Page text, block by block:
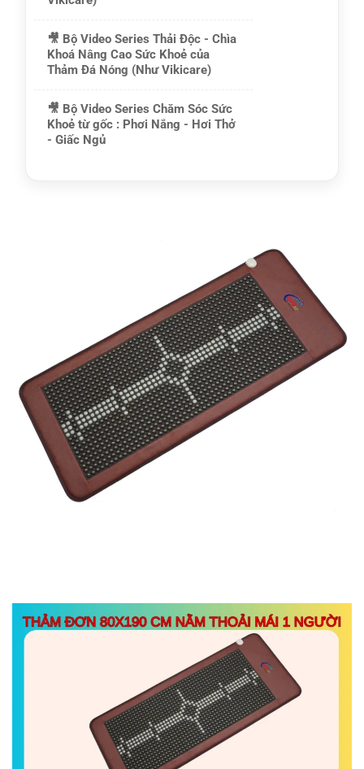
🎥 Bộ Video Series Thải Độc - Chìa
Khoá Nâng Cao Sức Khoẻ của
Thảm Đá Nóng (Như Vikicare)
🎥 Bộ Video Series Chăm Sóc Sức
Khoẻ từ gốc : Phơi Nắng - Hơi Thở
- Giấc Ngủ